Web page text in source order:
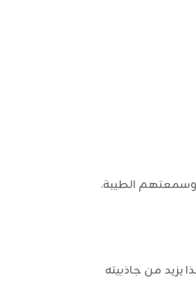
الطيبة.
يزيد من جاذبيته